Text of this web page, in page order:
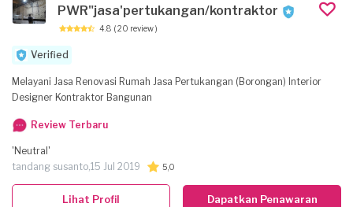
PWR"jasa'pertukangan/kontraktor
4.8 ( 20 review )
Verified
Melayani Jasa Renovasi Rumah Jasa Pertukangan (Borongan) Interior
Designer Kontraktor Bangunan
Review Terbaru
'Neutral'
tandang susanto,15 Jul 2019 5,0
Dapatkan Penawaran
Lihat Profil